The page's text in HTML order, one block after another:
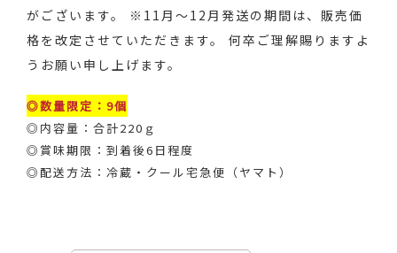
がございます。 ※11月～12月発送の期間は、販売価
格を改定させていただきます。 何卒ご理解賜りますよ
うお願い申し上げます。
◎数量限定：9個
◎内容量：合計220ｇ
◎賞味期限：到着後6日程度
◎配送方法：冷蔵・クール宅急便（ヤマト）